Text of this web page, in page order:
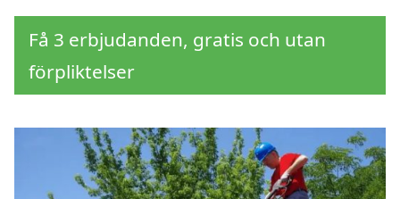
Få 3 erbjudanden, gratis och utan
förpliktelser